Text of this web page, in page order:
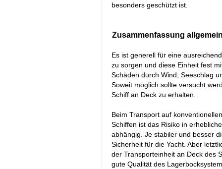
besonders geschützt ist.
Zusammenfassung
Es ist generell für eine
zu sorgen und diese Einheit fest
Schäden durch Wind, Seeschlag
Soweit möglich sollte versucht
Schiff an Deck zu erhalten.
Beim Transport auf
Schiffen ist das Risiko in
abhängig. Je stabiler und besser
Sicherheit für die Yacht. Aber
der Transporteinheit an Deck des
gute Qualität des